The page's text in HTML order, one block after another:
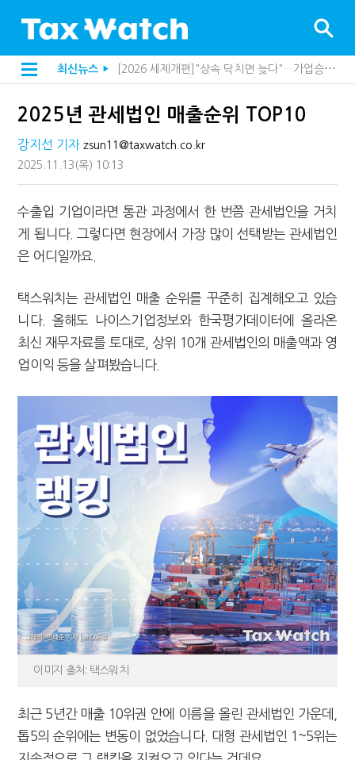
최신뉴스 ▶
[2026 세제개편]종부세는 집값, 가업상속은 기술…납세자가 꼭 볼 5가지
해외 안 갔는데 긁힌 신용카드…관세청이 몇분 만에 찾아낸 비결은?
내 지분만 봤다간 낭패…주식 양도세 추징 부른 '3가지 실수'
세무법인 HKL, 조사·재산세 전문가 임종수 세무사 영입
김밥엔 어떤 술 어울릴까?…국세청이 K-푸드 꺼낸 까닭
상속·증여세 조사, 이제 코인거래소까지 샅샅이 본다
고액자산가 더 옥죈다…해외신탁 미신고 제보에 포상금
반도체·AI로봇 국내 생산땐 세금 깎아준다
"오래 보유보다 오래 살아야"…1주택 세금 '실거주' 중심으로
2025년 관세법인 매출순위 TOP10
강지선 기자 zsun11@taxwatch.co.kr
2025.11.13 (목) 10:13
수출입 기업이라면 통관 과정에서 한 번쯤 관세법인을 거치
게 됩니다. 그렇다면 현장에서 가장 많이 선택받는 관세법인
은 어디일까요.
택스워치는 관세법인 매출 순위를 꾸준히 집계해오고 있습
니다. 올해도 나이스기업정보와 한국평가데이터에 올라온
최신 재무자료를 토대로, 상위 10개 관세법인의 매출액과 영
업이익 등을 살펴봤습니다.
이미지 출처: 택스워치
최근 5년간 매출 10위권 안에 이름을 올린 관세법인 가운데,
톱5의 순위에는 변동이 없었습니다. 대형 관세법인 1~5위는